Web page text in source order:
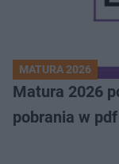
MATURA 2026
Matura 2026
pobrania w